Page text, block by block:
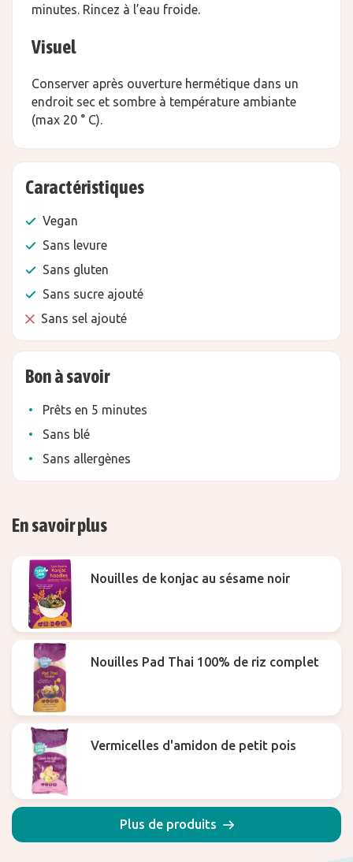
minutes. Rincez à l’eau froide.
Visuel
Conserver après ouverture hermétique dans un
endroit sec et sombre à température ambiante
(max 20 ° C).
Caractéristiques
Vegan
Sans levure
Sans gluten
Sans sucre ajouté
Sans sel ajouté
Bon à savoir
Prêts en 5 minutes
Sans blé
Sans allergènes
En savoir plus
Nouilles de konjac au sésame noir
Nouilles Pad Thai 100% de riz complet
Vermicelles d'amidon de petit pois
Plus de produits